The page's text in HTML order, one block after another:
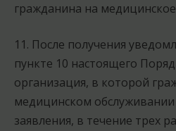
гражданина на
11. После получения
пункте 10 настоящего
организация, в которой
медицинском
заявления, в течение трех